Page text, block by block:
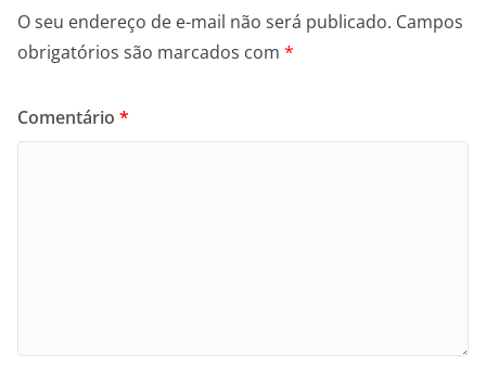
O seu endereço de e-mail não será publicado. Campos
obrigatórios são marcados com *
Comentário *